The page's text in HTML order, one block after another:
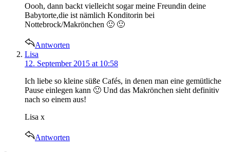
Oooh, dann backt vielleicht sogar meine Freundin deine
Babytorte,die ist nämlich Konditorin bei
Nottebrock/Makrönchen 🙂 🙂
Antworten
says:
Lisa
12. September 2015 at 10:58
Ich liebe so kleine süße Cafés, in denen man eine gemütliche
Pause einlegen kann 🙂 Und das Makrönchen sieht definitiv
nach so einem aus!
Lisa x
Antworten